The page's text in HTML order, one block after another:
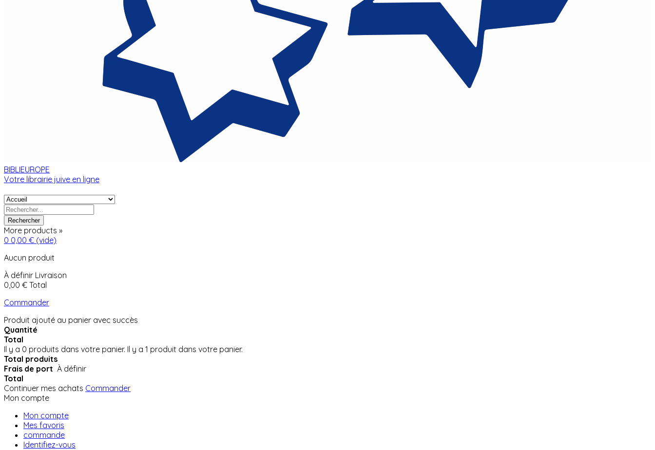
BIBLIEUROPE
Votre librairie juive en ligne
Rechercher
More products »
0 0,00 € (vide)
Aucun produit
À définir Livraison
0,00 € Total
Commander
Produit ajouté au panier avec succès
Quantité
Total
Il y a 0 produits dans votre panier. Il y a 1 produit dans votre panier.
Total produits
Frais de port À définir
Total
Continuer mes achats Commander
Mon compte
Mon compte
Mes favoris
commande
Identifiez-vous